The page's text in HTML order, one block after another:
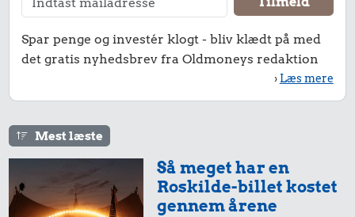
Spar penge og investér klogt - bliv klædt på med
det gratis nyhedsbrev fra Oldmoneys redaktion
› Læs mere
Mest læste
Så meget har en
Roskilde-billet kostet
gennem årene